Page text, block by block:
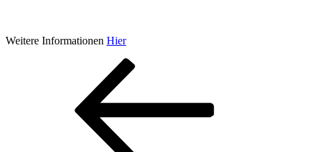
Weitere Informationen Hier
Beitragsnavigation